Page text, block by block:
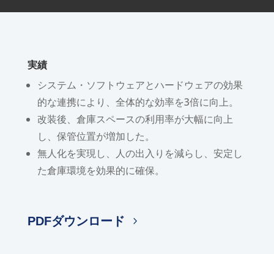
実績
システム・ソフトウェアとハードウェアの効果
的な連携により、全体的な効率を3倍に向上。
改装後、倉庫スペースの利用率が大幅に向上
し、保管位置が増加した。
無人化を実現し、人の出入りを減らし、安定し
た倉庫環境を効果的に確保。
PDFダウンロード